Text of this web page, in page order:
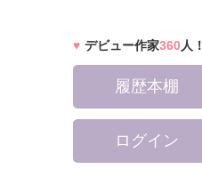
デビュー作家360人！
履歴本棚
ログイン